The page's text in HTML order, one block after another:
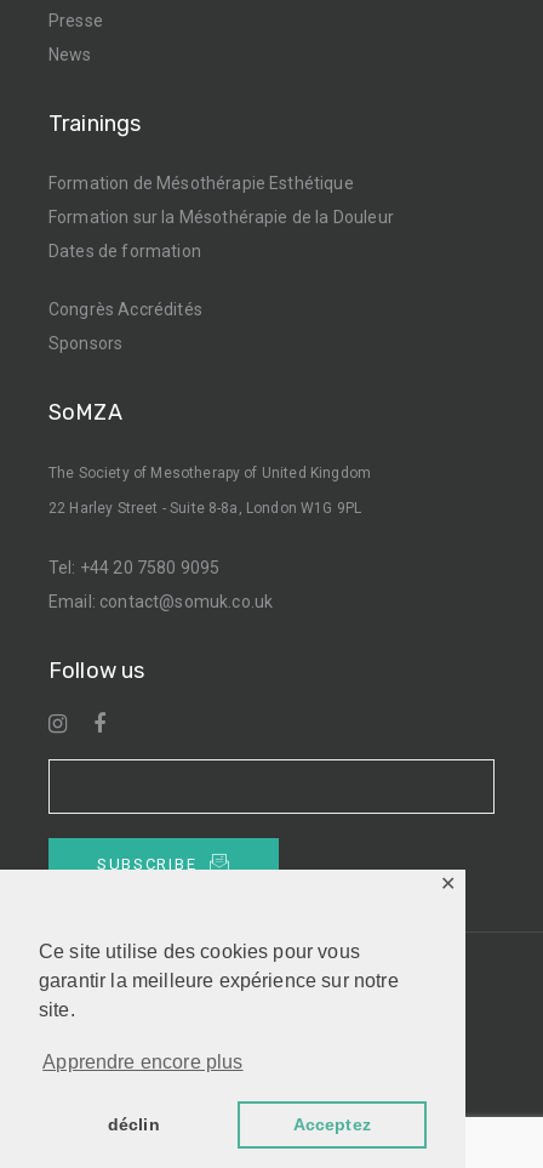
Ce site utilise des cookies pour vous
garantir la meilleure expérience sur notre
site.
Apprendre encore plus
déclin Acceptez
✕
Presse
News
Trainings
Formation de Mésothérapie Esthétique
Formation sur la Mésothérapie de la Douleur
Dates de formation
Congrès Accrédités
Sponsors
SoMZA
The Society of Mesotherapy of United Kingdom
22 Harley Street - Suite 8-8a, London W1G 9PL
Tel: +44 20 7580 9095
Email: contact@somuk.co.uk
Follow us
SUBSCRIBE
© SOMUK. All rights reserved.
Anglais Français